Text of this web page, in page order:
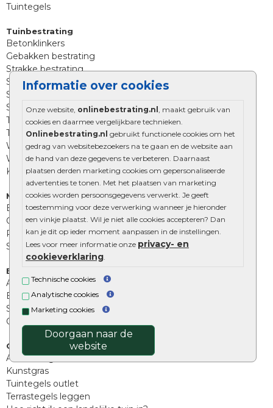
Informatie over cookies
Onze website, onlinebestrating.nl , maakt gebruik van
cookies en daarmee vergelijkbare technieken.
Onlinebestrating.nl gebruikt functionele cookies om het
gedrag van websitebezoekers na te gaan en de website aan
de hand van deze gegevens te verbeteren. Daarnaast
plaatsen derden marketing cookies om gepersonaliseerde
advertenties te tonen. Met het plaatsen van marketing
cookies worden persoonsgegevens verwerkt. Je geeft
toestemming voor deze verwerking wanneer je hieronder
een vinkje plaatst. Wil je niet alle cookies accepteren? Dan
kan je dit op ieder moment aanpassen in de instellingen.
Lees voor meer informatie onze privacy- en
cookieverklaring.
Technische cookies
Analytische cookies
Marketing cookies
Doorgaan naar de
website
Tuintegels
Tuinbestrating
Betonklinkers
Gebakken bestrating
Strakke bestrating
Sierbestrating
Straatklinkers
Straatstenen
Trommelstenen
Tuinstenen
Waalformaat
Wildverband bestrating
Kingstones
Muurelementen
Betonbielzen
Opsluitbanden
Palissades
Stapelblokken
Extra benodigdheden
Afwatering en diversen
Beplantings en betonelementen
Split, grind en zand
Oprit tegels
Overig
Aanbiedingen
Kunstgras
Tuintegels outlet
Terrastegels leggen